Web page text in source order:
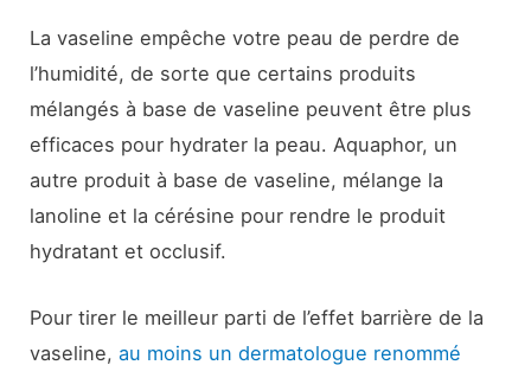
La vaseline empêche votre peau de perdre de
l’humidité, de sorte que certains produits
mélangés à base de vaseline peuvent être plus
efficaces pour hydrater la peau. Aquaphor, un
autre produit à base de vaseline, mélange la
lanoline et la cérésine pour rendre le produit
hydratant et occlusif.
Pour tirer le meilleur parti de l’effet barrière de la
vaseline,au moins un dermatologue renommé